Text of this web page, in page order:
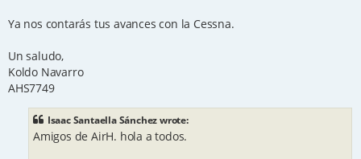
Ya nos contarás tus avances con la Cessna.
Un saludo,
Koldo Navarro
AHS7749
Isaac Santaella Sánchez wrote:
Amigos de AirH. hola a todos.